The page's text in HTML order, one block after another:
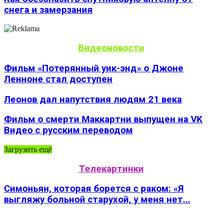
снега и замерзания
Видеоновости
Фильм «Потерянный уик-энд» о Джоне
Ленноне стал доступен
Леонов дал напутствия людям 21 века
Фильм о смерти Маккартни выпущен на VK
Видео с русским переводом
Загрузить ещё
Телекартинки
Симоньян, которая борется с раком: «Я
выгляжу больной старухой, у меня нет...